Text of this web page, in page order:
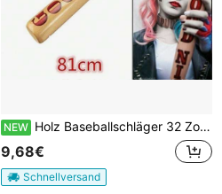
NEW Holz Baseballschläger 32 Zoll, robustes Trainingsschläger für Erwachsene & Jugendliche, ideal für Halloween Cosplay, Baseball Training & Freizeit, leicht & langlebig
9,68€
Schnellversand